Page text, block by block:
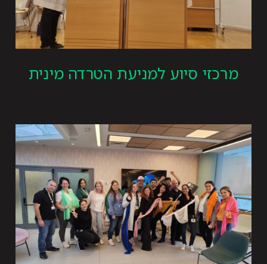
מרכזי סיוע למניעת הטרדה מינית